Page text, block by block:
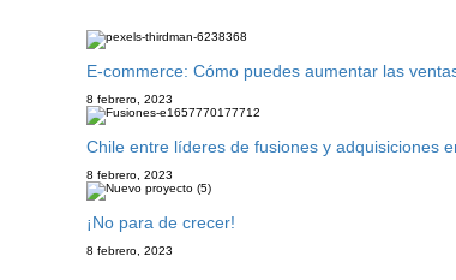
E-commerce: Cómo puedes aumentar las
8 febrero, 2023
Chile entre líderes de fusiones y adquisiciones
8 febrero, 2023
¡No para de crecer!
8 febrero, 2023